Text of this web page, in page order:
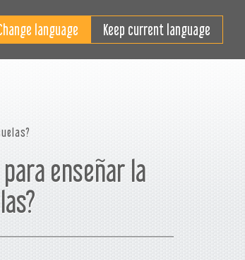
Keep current language
enseñar la